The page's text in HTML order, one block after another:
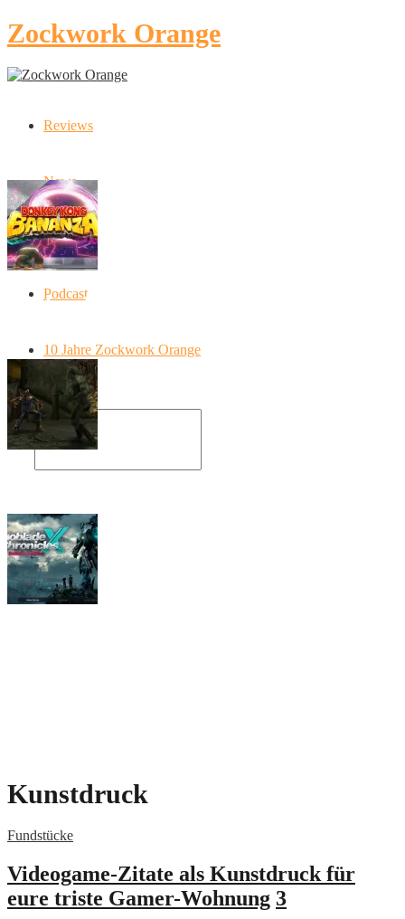
Zockwork Orange
Reviews
News
Artikel
Podcast
10 Jahre Zockwork Orange
Donkey Kong Bananza: “Ich mache alles
Kunstdruck
Fundstücke
Videogame-Zitate als Kunstdruck für
eure triste Gamer-Wohnung 3